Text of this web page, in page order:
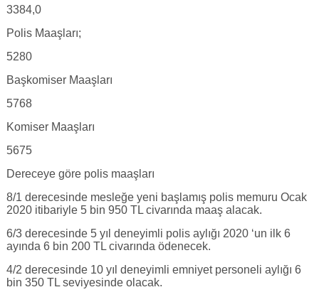
3384,0
Polis Maaşları;
5280
Başkomiser Maaşları
5768
Komiser Maaşları
5675
Dereceye göre polis maaşları
8/1 derecesinde mesleğe yeni başlamış polis memuru Ocak
2020 itibariyle 5 bin 950 TL civarında maaş alacak.
6/3 derecesinde 5 yıl deneyimli polis aylığı 2020 ‘un ilk 6
ayında 6 bin 200 TL civarında ödenecek.
4/2 derecesinde 10 yıl deneyimli emniyet personeli aylığı 6
bin 350 TL seviyesinde olacak.